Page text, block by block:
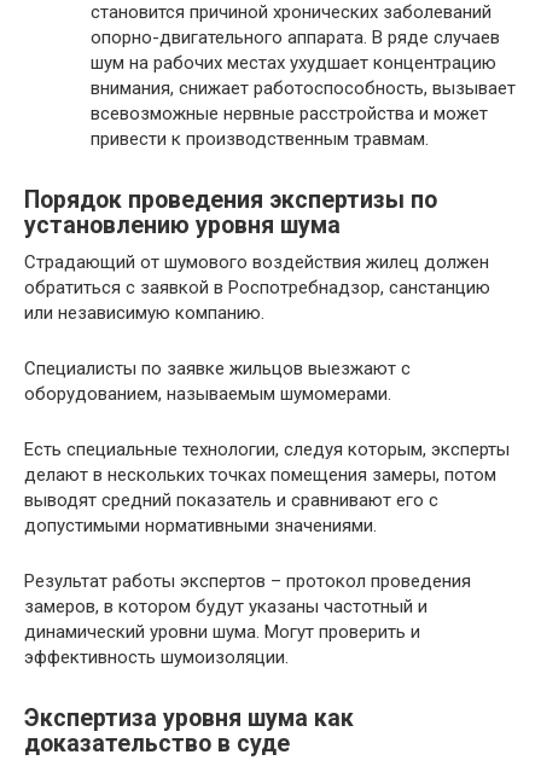
становится причиной хронических заболеваний
опорно-двигательного аппарата. В ряде случаев
шум на рабочих местах ухудшает концентрацию
внимания, снижает работоспособность, вызывает
всевозможные нервные расстройства и может
привести к производственным травмам.
Порядок проведения экспертизы по
установлению уровня шума
Страдающий от шумового воздействия жилец должен
обратиться с заявкой в Роспотребнадзор, санстанцию
или независимую компанию.
Специалисты по заявке жильцов выезжают с
оборудованием, называемым шумомерами.
Есть специальные технологии, следуя которым, эксперты
делают в нескольких точках помещения замеры, потом
выводят средний показатель и сравнивают его с
допустимыми нормативными значениями.
Результат работы экспертов – протокол проведения
замеров, в котором будут указаны частотный и
динамический уровни шума. Могут проверить и
эффективность шумоизоляции.
Экспертиза уровня шума как
доказательство в суде